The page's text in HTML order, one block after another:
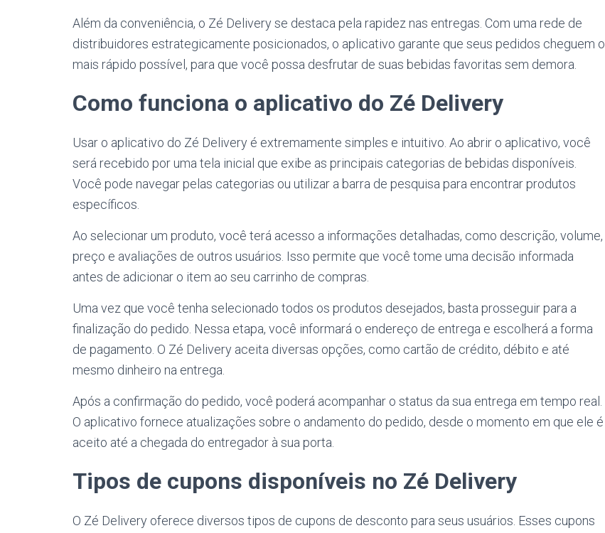
Além da conveniência, o Zé Delivery se destaca pela rapidez nas entregas. Com uma rede de
distribuidores estrategicamente posicionados, o aplicativo garante que seus pedidos cheguem o
mais rápido possível, para que você possa desfrutar de suas bebidas favoritas sem demora.
Como funciona o aplicativo do Zé Delivery
Usar o aplicativo do Zé Delivery é extremamente simples e intuitivo. Ao abrir o aplicativo, você
será recebido por uma tela inicial que exibe as principais categorias de bebidas disponíveis.
Você pode navegar pelas categorias ou utilizar a barra de pesquisa para encontrar produtos
específicos.
Ao selecionar um produto, você terá acesso a informações detalhadas, como descrição, volume,
preço e avaliações de outros usuários. Isso permite que você tome uma decisão informada
antes de adicionar o item ao seu carrinho de compras.
Uma vez que você tenha selecionado todos os produtos desejados, basta prosseguir para a
finalização do pedido. Nessa etapa, você informará o endereço de entrega e escolherá a forma
de pagamento. O Zé Delivery aceita diversas opções, como cartão de crédito, débito e até
mesmo dinheiro na entrega.
Após a confirmação do pedido, você poderá acompanhar o status da sua entrega em tempo real.
O aplicativo fornece atualizações sobre o andamento do pedido, desde o momento em que ele é
aceito até a chegada do entregador à sua porta.
Tipos de cupons disponíveis no Zé Delivery
O Zé Delivery oferece diversos tipos de cupons de desconto para seus usuários. Esses cupons